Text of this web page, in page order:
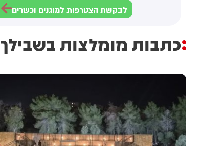
לבקשת הצטרפות למוגנים וכשרים
כתבות מומלצות בשבילך